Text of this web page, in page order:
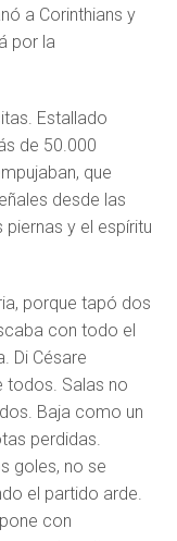
a Corinthians y
por la
Estallado
de 50.000
que
desde las
y el espíritu
porque tapó dos
con todo el
Di Césare
todos. Salas no
Baja como un
perdidas.
goles, no se
el partido arde.
con